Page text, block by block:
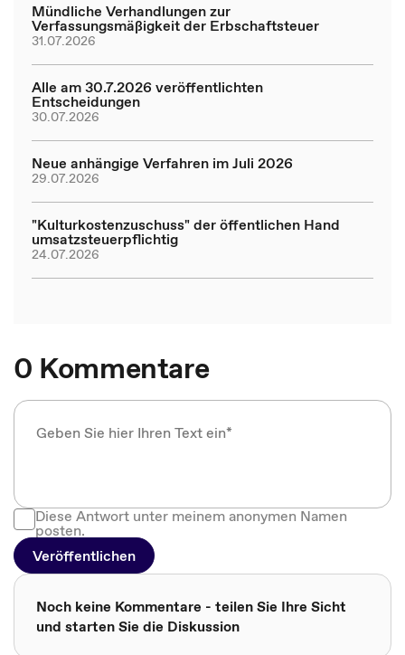
Mündliche Verhandlungen zur
Verfassungsmäßigkeit der Erbschaftsteuer
31.07.2026
Alle am 30.7.2026 veröffentlichten
Entscheidungen
30.07.2026
Neue anhängige Verfahren im Juli 2026
29.07.2026
"Kulturkostenzuschuss" der öffentlichen Hand
umsatzsteuerpflichtig
24.07.2026
0 Kommentare
Diese Antwort unter meinem anonymen Namen
posten.
Veröffentlichen
Noch keine Kommentare - teilen Sie Ihre Sicht
und starten Sie die Diskussion